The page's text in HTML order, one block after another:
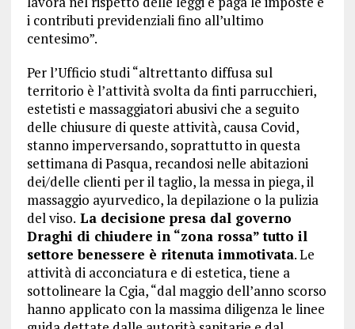
i contributi previdenziali fino all’ultimo
centesimo”.
Per l’Ufficio studi “altrettanto diffusa sul
territorio è l’attività svolta da finti parrucchieri,
estetisti e massaggiatori abusivi che a seguito
delle chiusure di queste attività, causa Covid,
stanno imperversando, soprattutto in questa
settimana di Pasqua, recandosi nelle abitazioni
dei/delle clienti per il taglio, la messa in piega, il
massaggio ayurvedico, la depilazione o la pulizia
del viso. La decisione presa dal governo
Draghi di chiudere in “zona rossa” tutto il
settore benessere è ritenuta immotivata. Le
attività di acconciatura e di estetica, tiene a
sottolineare la Cgia, “dal maggio dell’anno scorso
hanno applicato con la massima diligenza le linee